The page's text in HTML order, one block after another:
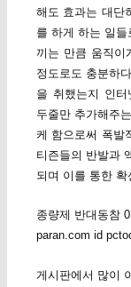
해도 효과는 대단
를 하게 하는 일
끼는 만큼 움직이
정도로도 충분하
을 취했는지 인
두줄만 추가해주
케 함으로써 폭발
티즌들의 반발과
되며 이를 통한
종량제 반대동참
paran.com id
게시판에서 많이